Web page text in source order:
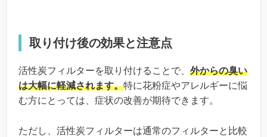
取り付け後の効果と注意点
活性炭フィルターを取り付けることで、 外からの臭い
は大幅に軽減されます。特に花粉症やアレルギーに悩
む方にとっては、症状の改善が期待できます。
ただし、活性炭フィルターは通常のフィルターと比較